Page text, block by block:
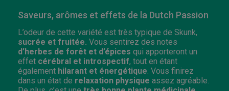
Saveurs, arômes et effets de la Dutch Passion
L’odeur de cette variété est très typique de Skunk,
sucrée et fruitée. Vous sentirez des notes
d’herbes de forêt et d’épices qui apporteront un
effet cérébral et introspectif, tout en étant
également hilarant et énergétique. Vous finirez
dans un état de relaxation physique assez agréable.